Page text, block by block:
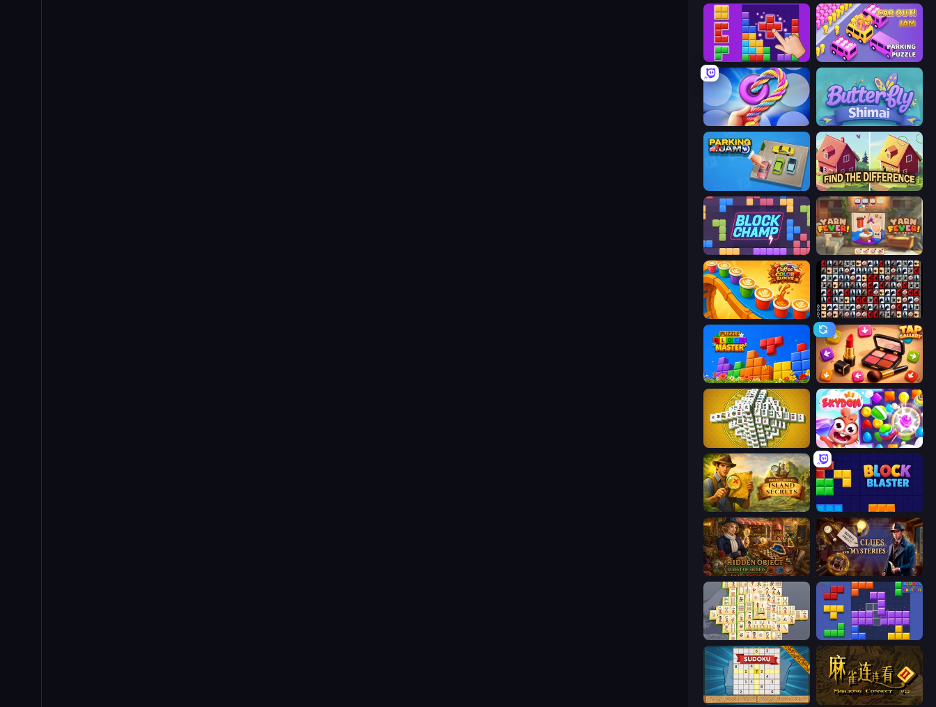
BlockBuster Puzzle Car OUT! Jam Parking Puzzle
Twisted Tangle Butterfly Shimai
Find The Difference
Block Champ Yarn Fever! Unravel Puzzle
Coffee Color Blocks War Mahjong
Puzzle Block Master Tap Gallery
Mahjong Tower Skydom
Hidden Objects: Island Secrets Block Blaster
Hidden Object: Street Of Secrets Hidden Object: Clues and Mysteries
Mahjong Online Blocks and that’s it
Sudoku Online Mahjong Connect 2 (Legacy)